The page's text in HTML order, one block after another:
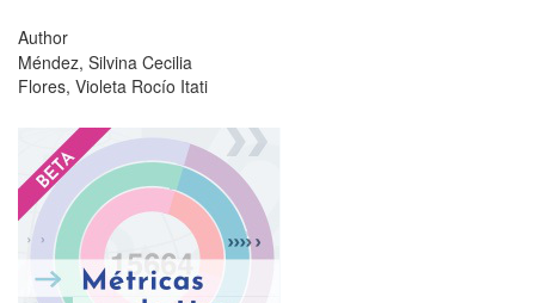
Author
Méndez, Silvina Cecilia
Flores, Violeta Rocío Itati
?